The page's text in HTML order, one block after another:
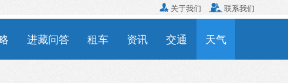
 关于我们  联系我们
进藏问答 租车 资讯 交通 天气